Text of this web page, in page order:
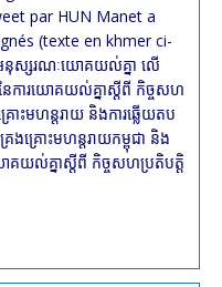
par HUN Manet a
(texte en khmer ci-
នុស្សរណៈយោគយល់គ្នា លើ
ការយោគយល់គ្នាស្តីពី កិច្ចសហ
ះមហន្តរាយ និងការឆ្លើយតប
រងគ្រោះមហន្តរាយកម្ពុជា និង
គយល់គ្នាស្តីពី កិច្ចសហប្រតិបត្តិ